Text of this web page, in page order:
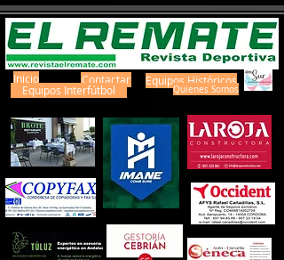
Inicio Contactar
Equipos Interfútbol
Equipos Históricos
Quienes Somos